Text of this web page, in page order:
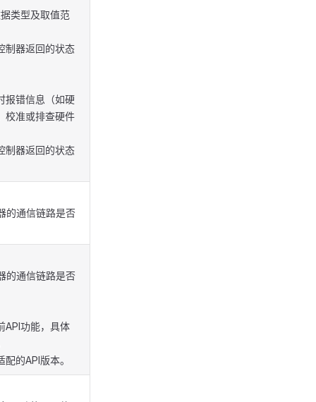
类型及取值范
制器返回的状态
报错信息（如硬
校准或排查硬件
制器返回的状态
的通信链路是否
的通信链路是否
API功能，具体
的API版本。